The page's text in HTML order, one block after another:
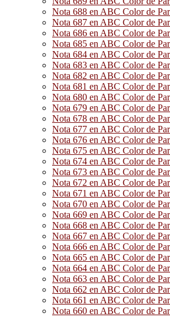
Nota 688 en ABC Color de
Nota 687 en ABC Color de
Nota 686 en ABC Color de
Nota 685 en ABC Color de
Nota 684 en ABC Color de
Nota 683 en ABC Color de
Nota 682 en ABC Color de
Nota 681 en ABC Color de
Nota 680 en ABC Color de
Nota 679 en ABC Color de
Nota 678 en ABC Color de
Nota 677 en ABC Color de
Nota 676 en ABC Color de
Nota 675 en ABC Color de
Nota 674 en ABC Color de
Nota 673 en ABC Color de
Nota 672 en ABC Color de
Nota 671 en ABC Color de
Nota 670 en ABC Color de
Nota 669 en ABC Color de
Nota 668 en ABC Color de
Nota 667 en ABC Color de
Nota 666 en ABC Color de
Nota 665 en ABC Color de
Nota 664 en ABC Color de
Nota 663 en ABC Color de
Nota 662 en ABC Color de
Nota 661 en ABC Color de
Nota 660 en ABC Color de